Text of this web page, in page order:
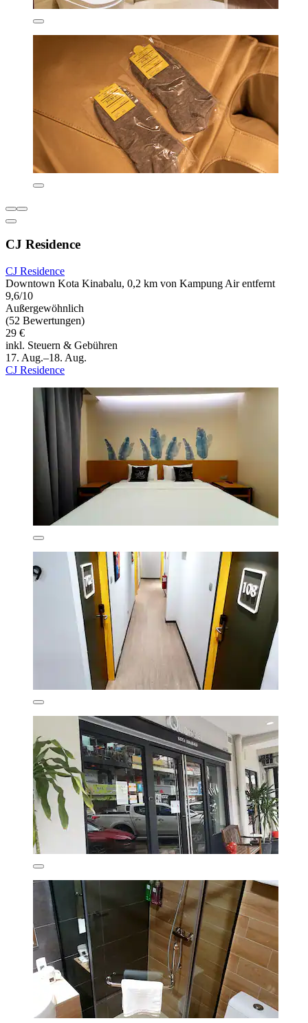
CJ Residence
CJ Residence
Downtown Kota Kinabalu, 0,2 km von Kampung Air entfernt
9,6/10
Außergewöhnlich
(52 Bewertungen)
29 €
inkl. Steuern & Gebühren
17. Aug.–18. Aug.
CJ Residence